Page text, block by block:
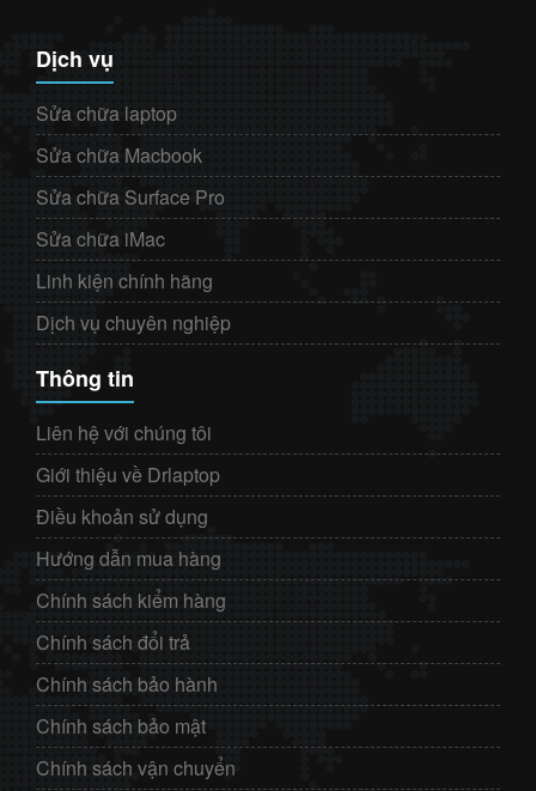
Dịch vụ
Sửa chữa laptop
Sửa chữa Macbook
Sửa chữa Surface Pro
Sửa chữa iMac
Linh kiện chính hãng
Dịch vụ chuyên nghiệp
Thông tin
Liên hệ với chúng tôi
Giới thiệu về Drlaptop
Điều khoản sử dụng
Hướng dẫn mua hàng
Chính sách kiểm hàng
Chính sách đổi trả
Chính sách bảo hành
Chính sách bảo mật
Chính sách vận chuyển